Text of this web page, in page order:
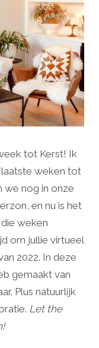
tot Kerst! Ik
weken tot
we nog in onze
en nu is het
weken
om jullie virtueel
2022. In deze
gemaakt van
Plus natuurlijk
Let the